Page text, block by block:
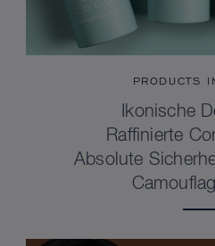
PRODUCTS
Ikonische
Raffinierte
Absolute